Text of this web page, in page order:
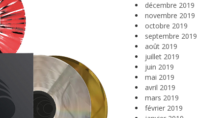
décembre 2019
novembre 2019
octobre 2019
septembre 2019
août 2019
juillet 2019
juin 2019
mai 2019
avril 2019
mars 2019
février 2019